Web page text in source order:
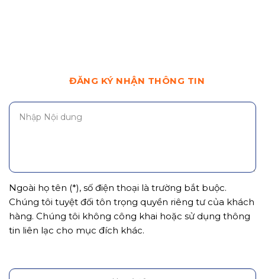
ĐĂNG KÝ NHẬN THÔNG TIN
Ngoài họ tên (*), số điện thoại là trường bắt buộc.
Chúng tôi tuyệt đối tôn trọng quyền riêng tư của khách
hàng. Chúng tôi không công khai hoặc sử dụng thông
tin liên lạc cho mục đích khác.